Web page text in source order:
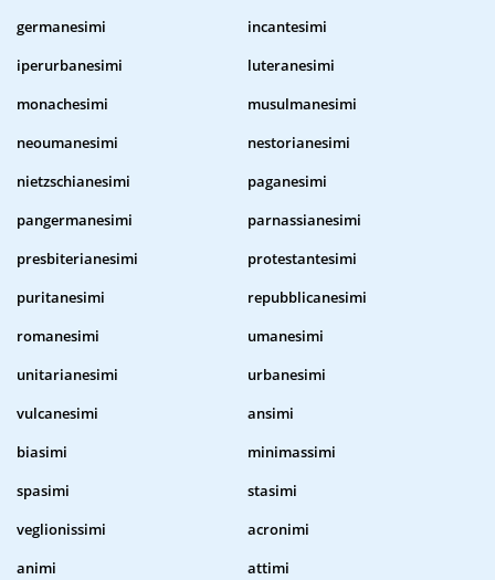
germanesimi
incantesimi
iperurbanesimi
luteranesimi
monachesimi
musulmanesimi
neoumanesimi
nestorianesimi
nietzschianesimi
paganesimi
pangermanesimi
parnassianesimi
presbiterianesimi
protestantesimi
puritanesimi
repubblicanesimi
romanesimi
umanesimi
unitarianesimi
urbanesimi
vulcanesimi
ansimi
biasimi
minimassimi
spasimi
stasimi
veglionissimi
acronimi
animi
attimi